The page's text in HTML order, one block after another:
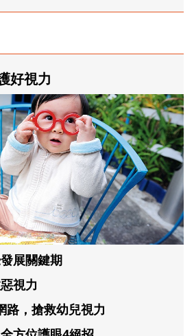
好視力
展關鍵期
視力
，搶救幼兒視力